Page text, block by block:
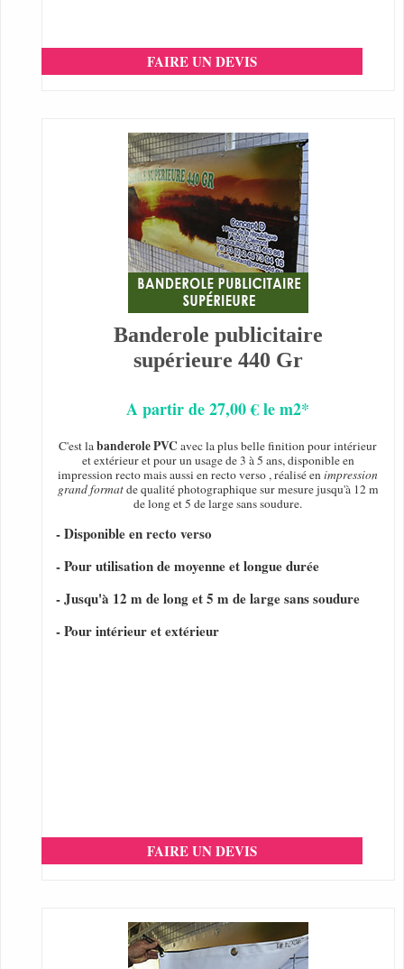
FAIRE UN DEVIS
Banderole publicitaire
supérieure 440 Gr
A partir de 27,00 € le m2*
C'est labanderole PVC avec la plus belle finition pour intérieur
et extérieur et pour un usage de 3 à 5 ans, disponible en
impression recto mais aussi en recto verso , réalisé enimpression
grand formatde qualité photographique sur mesure jusqu'à 12 m
de long et 5 de large sans soudure.
- Disponible en recto verso
- Pour utilisation de moyenne et longue durée
- Jusqu'à 12 m de long et 5 m de large sans soudure
- Pour intérieur et extérieur
FAIRE UN DEVIS